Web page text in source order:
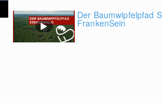
Der Baumwipfelpfad
FrankenSein